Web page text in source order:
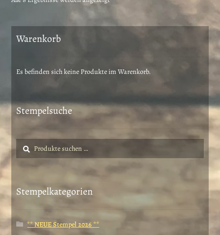
sortiert
Warenkorb
Es befinden sich keine Produkte im Warenkorb.
Stempelsuche
Suche
nach:
Suchen
Stempelkategorien
** NEUE Stempel 2026 **